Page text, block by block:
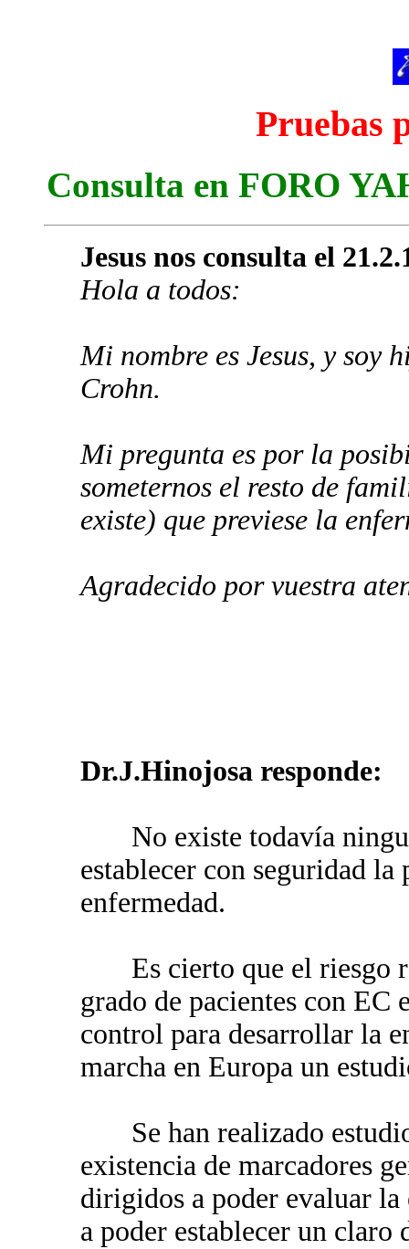
Pruebas
Consulta en FORO
Jesus nos consulta el
Hola a todos:
Mi nombre es Jesus, y soy
Crohn.
Mi pregunta es por la
someternos el resto de
existe) que previese la
Agradecido por vuestra
Dr.J.Hinojosa responde:
No existe todavía
establecer con seguridad
enfermedad.
Es cierto que el riesgo
grado de pacientes con EC
control para desarrollar la
marcha en Europa un
Se han realizado
existencia de marcadores
dirigidos a poder evaluar
a poder establecer un